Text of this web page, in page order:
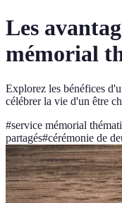
Les
mémorial
Explorez les bénéfices
célébrer la vie d'un être
#service mémorial
partagés#cérémonie de